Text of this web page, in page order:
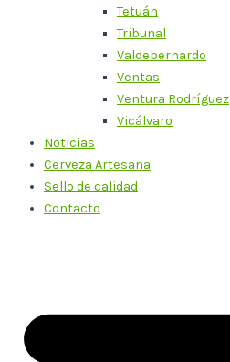
Tetuán
Tribunal
Valdebernardo
Ventas
Ventura Rodríguez
Vicálvaro
Noticias
Cerveza Artesana
Sello de calidad
Contacto